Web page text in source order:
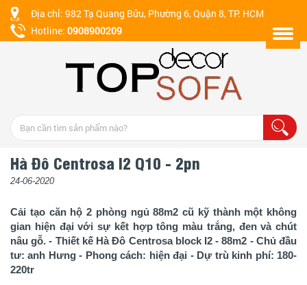
Địa chỉ: 982 Tạ Quang Bửu, Phường 6, Quận 8, TP. HCM
Hotline: 0908900209
Hà Đô Centrosa I2 Q10 - 2pn
24-06-2020
Cải tạo căn hộ 2 phòng ngủ 88m2 cũ kỹ thành một không
gian hiện đại với sự kết hợp tông màu trắng, đen và chút
nâu gỗ. - Thiết kế Hà Đô Centrosa block I2 - 88m2 - Chủ đầu
tư: anh Hưng - Phong cách: hiện đại - Dự trù kinh phí: 180-
220tr